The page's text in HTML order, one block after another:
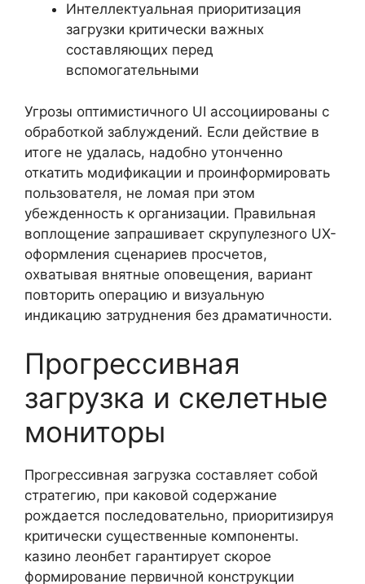
Интеллектуальная приоритизация
загрузки критически важных
составляющих перед
вспомогательными
Угрозы оптимистичного UI ассоциированы с
обработкой заблуждений. Если действие в
итоге не удалась, надобно утонченно
откатить модификации и проинформировать
пользователя, не ломая при этом
убежденность к организации. Правильная
воплощение запрашивает скрупулезного UX-
оформления сценариев просчетов,
охватывая внятные оповещения, вариант
повторить операцию и визуальную
индикацию затруднения без драматичности.
Прогрессивная
загрузка и скелетные
мониторы
Прогрессивная загрузка составляет собой
стратегию, при каковой содержание
рождается последовательно, приоритизируя
критически существенные компоненты.
казино леонбет гарантирует скорое
формирование первичной конструкции